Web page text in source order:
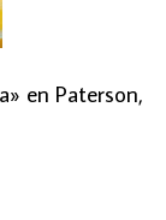
en Paterson,